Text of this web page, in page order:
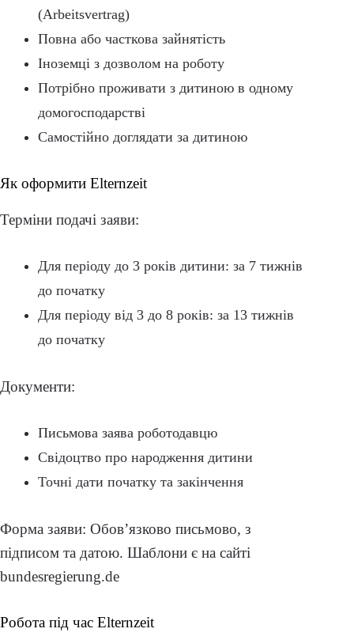
(Arbeitsvertrag)
Повна або часткова зайнятість
Іноземці з дозволом на роботу
Потрібно проживати з дитиною в одному
домогосподарстві
Самостійно доглядати за дитиною
Як оформити Elternzeit
Терміни подачі заяви:
Для періоду до 3 років дитини: за 7 тижнів
до початку
Для періоду від 3 до 8 років: за 13 тижнів
до початку
Документи:
Письмова заява роботодавцю
Свідоцтво про народження дитини
Точні дати початку та закінчення
Форма заяви: Обов’язково письмово, з
підписом та датою. Шаблони є на сайті
bundesregierung.de
Робота під час Elternzeit